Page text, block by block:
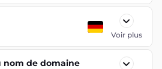
Voir plus
nom de domaine